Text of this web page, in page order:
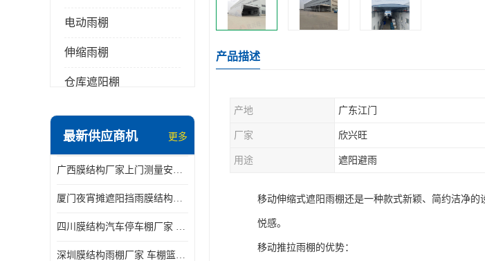
电动雨棚
伸缩雨棚
仓库遮阳棚
电动推拉雨棚
膜结构停景观棚
最新供应商机 更多
广西膜结构厂家上门测量安装发货，厂家发货没有差价
厦门夜宵摊遮阳挡雨膜结构雨棚设计 上门测量 款式多
四川膜结构汽车停车棚厂家 款式多 提供报价
深圳膜结构雨棚厂家 车棚篮球场体育看台 规格多样
产品描述
产地 广东江门
厂家 欣兴旺
用途 遮阳避雨
移动伸缩式遮阳雨棚还是一种款式新颖、简约洁净
悦感。
移动推拉雨棚的优势：